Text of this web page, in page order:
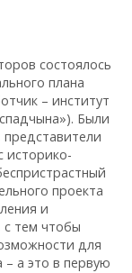
состоялось
плана
– институт
Были
историко-
проекта
и
с тем чтобы
для
– а это в первую